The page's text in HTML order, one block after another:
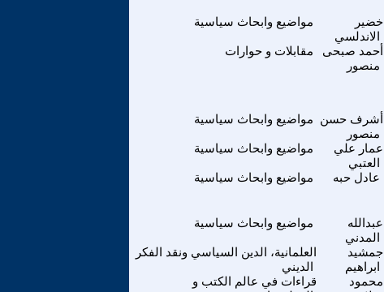
مواضيع وابحاث سياسية
خضير
الاندلسي
مقابلات و حوارات
أحمد صبحى
منصور
مواضيع وابحاث سياسية أشرف حسن
منصور
مواضيع وابحاث سياسية
عمار علي
العتبي
مواضيع وابحاث سياسية عادل حبه
مواضيع وابحاث سياسية
عبدالله
المدني
العلمانية، الدين السياسي ونقد الفكر
الديني
جمشيد
ابراهيم
قراءات في عالم الكتب و
محمود